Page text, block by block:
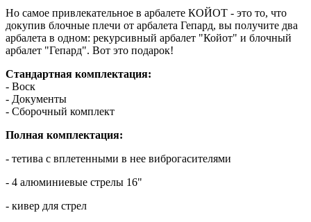
Но самое привлекательное в арбалете КОЙОТ - это то, что
докупив блочные плечи от арбалета Гепард, вы получите два
арбалета в одном: рекурсивный арбалет "Койот" и блочный
арбалет "Гепард". Вот это подарок!
Стандартная комплектация:
- Воск
- Документы
- Сборочный комплект
Полная комплектация:
- тетива с вплетенными в нее виброгасителями
- 4 алюминиевые стрелы 16"
- кивер для стрел